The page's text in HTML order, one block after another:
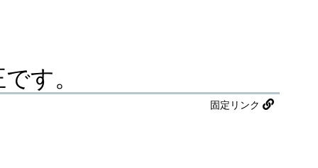
す。
固定リンク